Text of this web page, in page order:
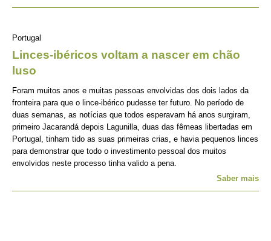
Portugal
Linces-ibéricos voltam a nascer em chão
luso
Foram muitos anos e muitas pessoas envolvidas dos dois lados da
fronteira para que o lince-ibérico pudesse ter futuro. No período de
duas semanas, as notícias que todos esperavam há anos surgiram,
primeiro Jacarandá depois Lagunilla, duas das fêmeas libertadas em
Portugal, tinham tido as suas primeiras crias, e havia pequenos linces
para demonstrar que todo o investimento pessoal dos muitos
envolvidos neste processo tinha valido a pena.
Saber mais